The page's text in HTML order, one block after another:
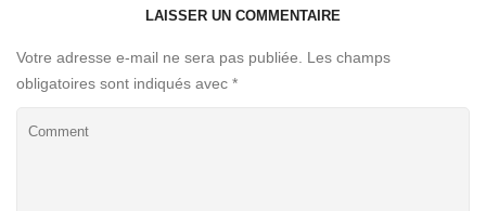
LAISSER UN COMMENTAIRE
Votre adresse e-mail ne sera pas publiée. Les champs
obligatoires sont indiqués avec *